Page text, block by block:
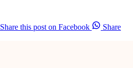
Share this post on Facebook
Share